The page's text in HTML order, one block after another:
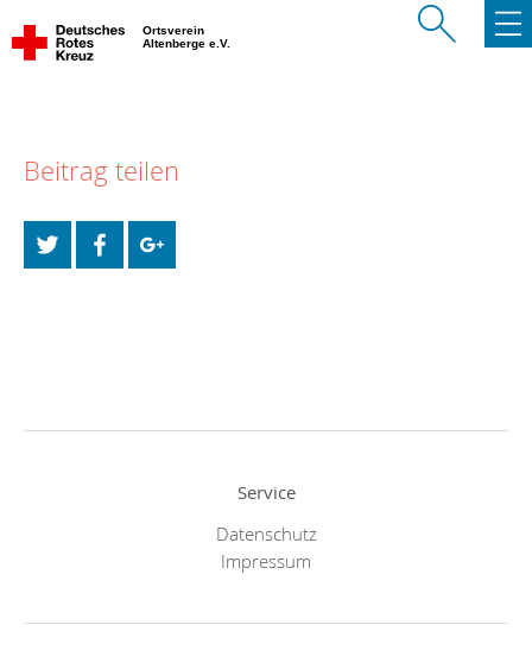
Ortsverein
Altenberge e.V.
Beitrag teilen
Service
Datenschutz
Impressum